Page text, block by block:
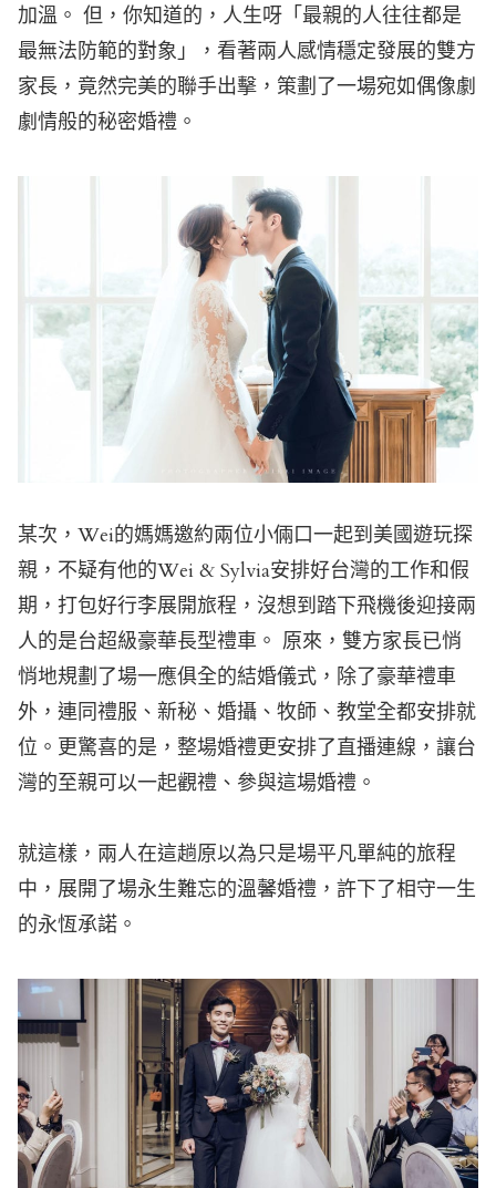
加溫。 但，你知道的，人生呀「最親的人往往都是
最無法防範的對象」，看著兩人感情穩定發展的雙方
家長，竟然完美的聯手出擊，策劃了一場宛如偶像劇
劇情般的秘密婚禮。
某次，Wei的媽媽邀約兩位小倆口一起到美國遊玩探
親，不疑有他的Wei & Sylvia安排好台灣的工作和假
期，打包好行李展開旅程，沒想到踏下飛機後迎接兩
人的是台超級豪華長型禮車。 原來，雙方家長已悄
悄地規劃了場一應俱全的結婚儀式，除了豪華禮車
外，連同禮服、新秘、婚攝、牧師、教堂全都安排就
位。更驚喜的是，整場婚禮更安排了直播連線，讓台
灣的至親可以一起觀禮、參與這場婚禮。
就這樣，兩人在這趟原以為只是場平凡單純的旅程
中，展開了場永生難忘的溫馨婚禮，許下了相守一生
的永恆承諾。